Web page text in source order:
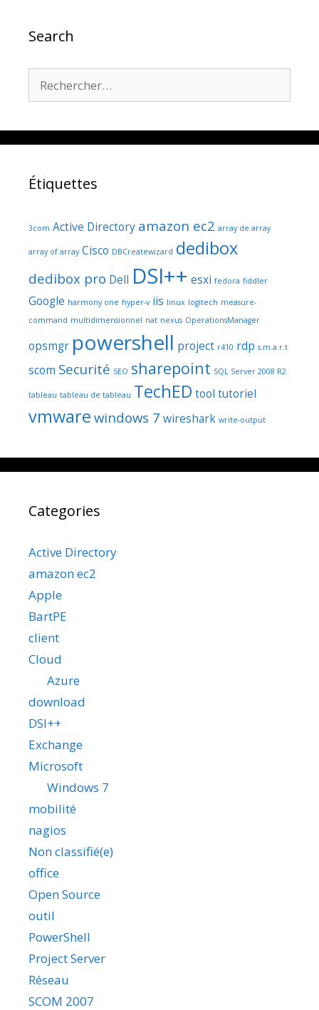
Search
Étiquettes
3com Active Directory amazon ec2 array de array
array of array Cisco DBCreatewizard dedibox
dedibox pro Dell DSI++ esxi fedora fiddler
Google harmony one hyper-v iis linux logitech measure-
command multidimensionnel nat nexus OperationsManager
opsmgr powershell project r410 rdp s.m.a.r.t
scom Securité SEO sharepoint SQL Server 2008 R2
tableau tableau de tableau TechED tool tutoriel
vmware windows 7 wireshark write-output
Categories
Active Directory
amazon ec2
Apple
BartPE
client
Cloud
Azure
download
DSI++
Exchange
Microsoft
Windows 7
mobilité
nagios
Non classifié(e)
office
Open Source
outil
PowerShell
Project Server
Réseau
SCOM 2007